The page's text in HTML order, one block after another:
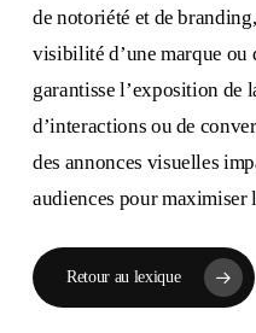
de notoriété et de
visibilité d’une marque ou
garantisse l’exposition de
d’interactions ou de
des annonces visuelles
audiences pour maximiser
Retour au lexique